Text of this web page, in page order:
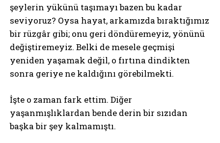
şeylerin yükünü taşımayı bazen bu kadar
seviyoruz? Oysa hayat, arkamızda bıraktığımız
bir rüzgâr gibi; onu geri döndüremeyiz, yönünü
değiştiremeyiz. Belki de mesele geçmişi
yeniden yaşamak değil, o fırtına dindikten
sonra geriye ne kaldığını görebilmekti.
İşte o zaman fark ettim. Diğer
yaşanmışlıklardan bende derin bir sızıdan
başka bir şey kalmamıştı.